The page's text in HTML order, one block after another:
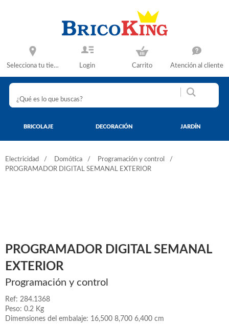
Selecciona tu tienda Login Carrito Atención al cliente
BRICOLAJE DECORACIÓN JARDÍN
Electricidad Domótica
Programación y control
PROGRAMADOR DIGITAL SEMANAL EXTERIOR
PROGRAMADOR DIGITAL SEMANAL
EXTERIOR
Programación y control
Ref: 284.1368
Peso: 0.2 Kg
Dimensiones del embalaje: 16,500 8,700 6,400 cm